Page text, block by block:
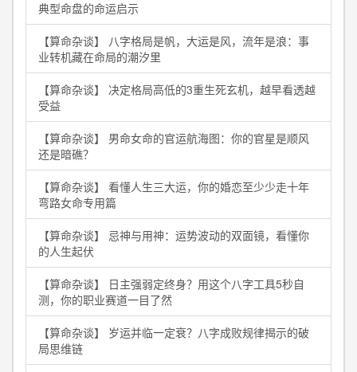
典型命盘的命运启示
【算命杂谈】 八字格局是帆，大运是风，流年是浪：事
业转机藏在命局的潮汐里
【算命杂谈】 决定格局高低的3重生死玄机，越早看透越
受益
【算命杂谈】 男命女命的官运航海图：你的官星是顺风
还是暗礁？
【算命杂谈】 看懂人生三大运，你的婚恋至少少走十年
弯路女命专用篇
【算命杂谈】 忌神与用神：运势波动的双面镜，看懂你
的人生起伏
【算命杂谈】 日主强弱定终身？用这个八字工具5秒自
测，你的职业赛道一目了然
【算命杂谈】 岁运并临一定衰？八字成败规律揭示的破
局思维链